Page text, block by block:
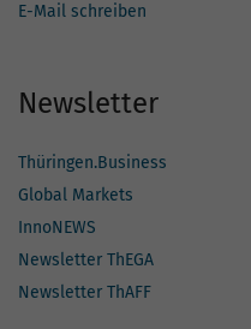
E-Mail schreiben
Newsletter
Thüringen.Business
Global Markets
InnoNEWS
Newsletter ThEGA
Newsletter ThAFF